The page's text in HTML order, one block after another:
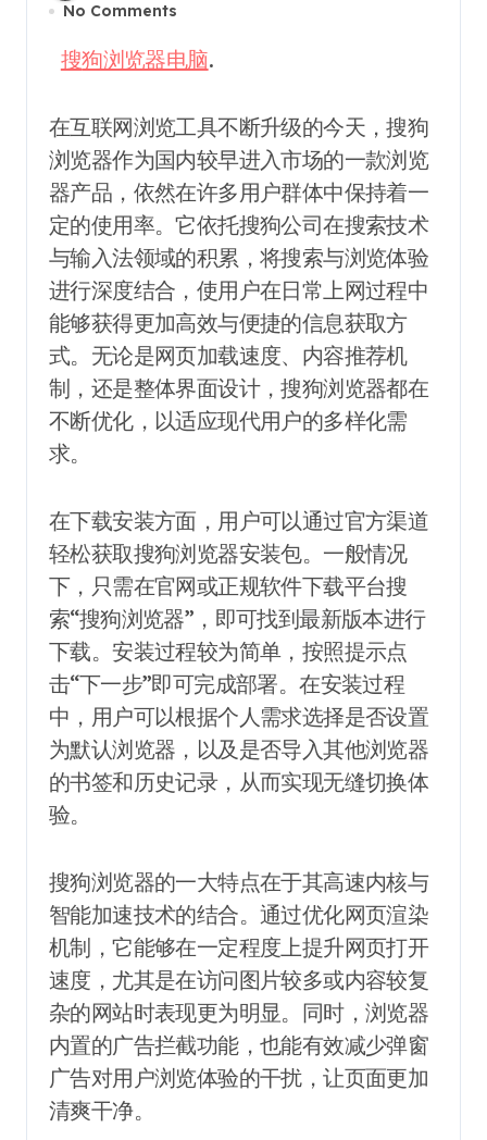
No Comments
搜狗浏览器电脑.
在互联网浏览工具不断升级的今天，搜狗
浏览器作为国内较早进入市场的一款浏览
器产品，依然在许多用户群体中保持着一
定的使用率。它依托搜狗公司在搜索技术
与输入法领域的积累，将搜索与浏览体验
进行深度结合，使用户在日常上网过程中
能够获得更加高效与便捷的信息获取方
式。无论是网页加载速度、内容推荐机
制，还是整体界面设计，搜狗浏览器都在
不断优化，以适应现代用户的多样化需
求。
在下载安装方面，用户可以通过官方渠道
轻松获取搜狗浏览器安装包。一般情况
下，只需在官网或正规软件下载平台搜
索“搜狗浏览器”，即可找到最新版本进行
下载。安装过程较为简单，按照提示点
击“下一步”即可完成部署。在安装过程
中，用户可以根据个人需求选择是否设置
为默认浏览器，以及是否导入其他浏览器
的书签和历史记录，从而实现无缝切换体
验。
搜狗浏览器的一大特点在于其高速内核与
智能加速技术的结合。通过优化网页渲染
机制，它能够在一定程度上提升网页打开
速度，尤其是在访问图片较多或内容较复
杂的网站时表现更为明显。同时，浏览器
内置的广告拦截功能，也能有效减少弹窗
广告对用户浏览体验的干扰，让页面更加
清爽干净。